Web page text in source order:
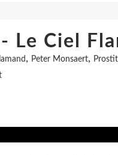
Le Ciel
, Peter Monsaert,